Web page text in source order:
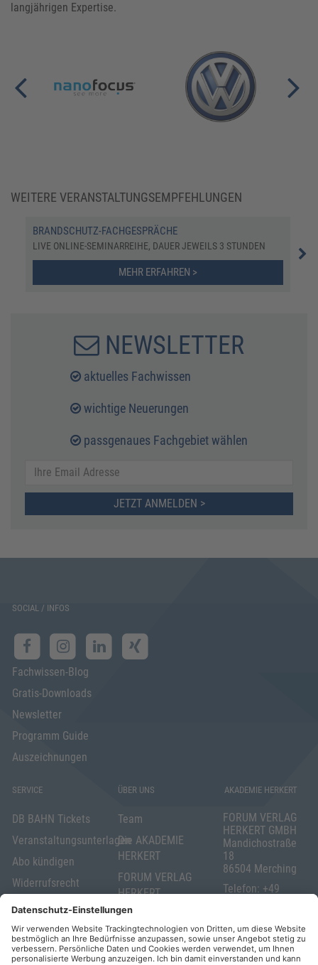
langjährigen Expertise.
WEITERE VERANSTALTUNGSEMPFEHLUNGEN
BRANDSCHUTZ-FACHGESPRÄCHE
LIVE ONLINE-SEMINARREIHE, DAUER JEWEILS 3 STUNDEN
MEHR ERFAHREN >
NEWSLETTER
aktuelles Fachwissen
wichtige Neuerungen
passgenaues Fachgebiet wählen
JETZT ANMELDEN >
SOCIAL / INFOS
Fachwissen-Blog
Gratis-Downloads
Newsletter
Programm Guide
Auszeichnungen
SERVICE
DB BAHN Tickets
Veranstaltungsunterlagen
Abo kündigen
Widerrufsrecht
Geschäftsverkehr
Barrierefreiheit
ÜBER UNS
Team
Die AKADEMIE
HERKERT
FORUM VERLAG
HERKERT
Kontakt
AKADEMIE HERKERT
FORUM VERLAG
HERKERT GMBH
Mandichostraße
18
86504 Merching
Telefon: +49
(0)8233 381-222
E-Mail: